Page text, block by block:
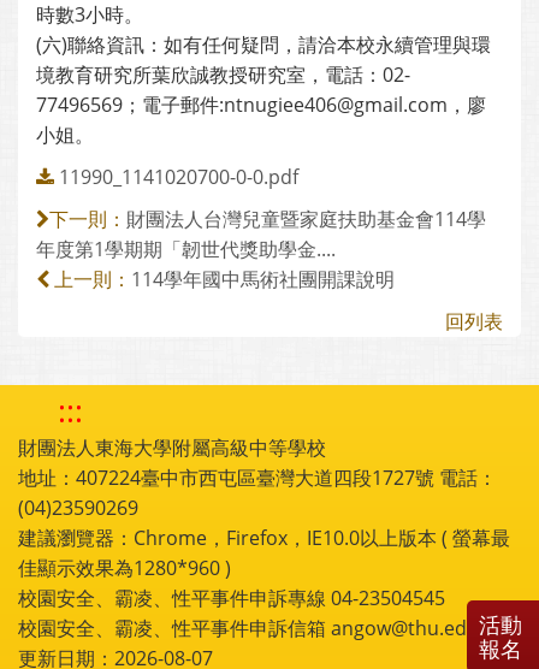
時數3小時。
(六)聯絡資訊：如有任何疑問，請洽本校永續管理與環
境教育研究所葉欣誠教授研究室，電話：02-
77496569；電子郵件:ntnugiee406@gmail.com，廖
小姐。
11990_1141020700-0-0.pdf
下一則： 財團法人台灣兒童暨家庭扶助基金會114學
年度第1學期期「韌世代獎助學金....
上一則： 114學年國中馬術社團開課說明
回列表
:::
財團法人東海大學附屬高級中等學校
地址：407224臺中市西屯區臺灣大道四段1727號 電話：
(04)23590269
建議瀏覽器：Chrome，Firefox，IE10.0以上版本 ( 螢幕最
佳顯示效果為1280*960 )
校園安全、霸凌、性平事件申訴專線 04-23504545
校園安全、霸凌、性平事件申訴信箱 angow@thu.edu.tw
更新日期：2026-08-07
活動
報名